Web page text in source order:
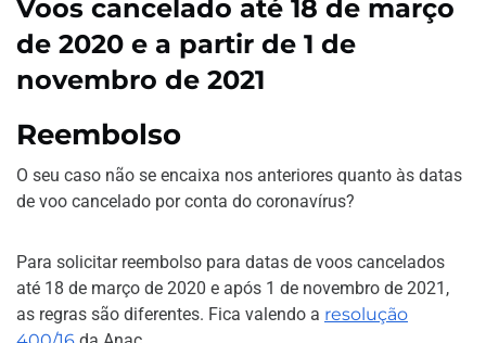
Voos cancelado até 18 de março
de 2020 e a partir de 1 de
novembro de 2021
Reembolso
O seu caso não se encaixa nos anteriores quanto às datas
de voo cancelado por conta do coronavírus?
Para solicitar reembolso para datas de voos cancelados
até 18 de março de 2020 e após 1 de novembro de 2021,
as regras são diferentes. Fica valendo a resolução